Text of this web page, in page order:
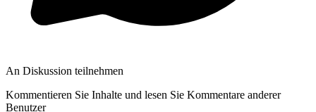
An Diskussion teilnehmen
Kommentieren Sie Inhalte und lesen Sie Kommentare anderer
Benutzer